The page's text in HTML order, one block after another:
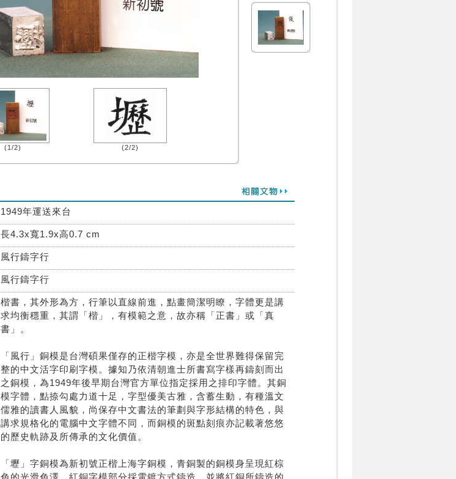
(1/2) (2/2)
1949年運送來台
長4.3x寬1.9x高0.7 cm
風行鑄字行
風行鑄字行
楷書，其外形為方，行筆以直線前進，點畫簡潔明瞭，字體更是講
求均衡穩重，其謂「楷」，有模範之意，故亦稱「正書」或「真
書」。
「風行」銅模是台灣碩果僅存的正楷字模，亦是全世界難得保留完
整的中文活字印刷字模。據知乃依清朝進士所書寫字樣再鑄刻而出
之銅模，為1949年後早期台灣官方單位指定採用之排印字體。其銅
模字體，點捺勾處力道十足，字型優美古雅，含蓄生動，有種溫文
儒雅的讀書人風貌，尚保存中文書法的筆劃與字形結構的特色，與
講求規格化的電腦中文字體不同，而銅模的斑點刻痕亦記載著悠悠
的歷史軌跡及所傳承的文化價值。
「壢」字銅模為新初號正楷上海字銅模，青銅製的銅模身呈現紅棕
色的光滑色澤，紅銅字模部分採電鍍方式鑄造，並將紅銅所鑄造的